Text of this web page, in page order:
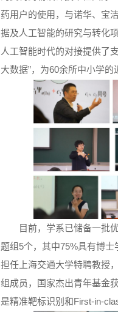
药用户的使用，与诺华、宝
据及人工智能的研究与转化
人工智能时代的对接提供了
大数据”，为60余所中小学的
目前，学系已储备一批
题组5个，其中75%具有博
担任上海交通大学特聘教授
组成员，国家杰出青年基金
是精准靶标识别和First-in-